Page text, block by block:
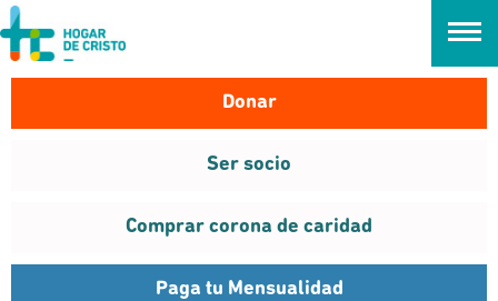
займ онлайн без проверок
Donar
Ser socio
Comprar corona de caridad
Paga tu Mensualidad